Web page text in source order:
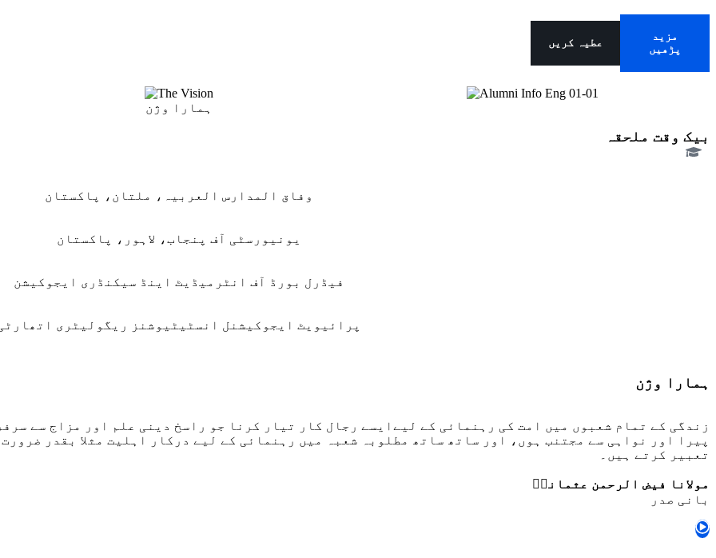
مزید
پڑھیں
عطیہ کریں
ہمارا وژن
بیک وقت ملحقہ
وفاق المدارس العربیہ، ملتان، پاکستان
یونیورسٹی آف پنجاب، لاہور، پاکستان
فیڈرل بورڈ آف انٹرمیڈیٹ اینڈ سیکنڈری ایجوکیشن
پرائیویٹ ایجوکیشنل انسٹیٹیوشنز ریگولیٹری
ہمارا وژن
زندگی کے تمام شعبوں میں امت کی رہنمائی کے لیےایسے رجال کار تیار کرنا جو راسخ دینی علم اور مزاج سے
پیرا اور نواہی سے مجتنب ہوں، اور ساتھ ساتھ مطلوبہ شعبہ میں رہنمائی کے لیے درکار اہلیت مثلا بقدر
تعبیر کرتے ہیں۔
مولانا فیض الرحمن عثمانیؒ
بانی صدر